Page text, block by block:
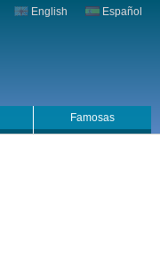
English Español
Famosas